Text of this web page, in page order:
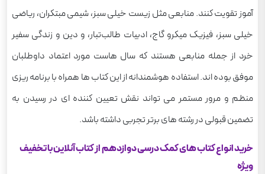
آموز تقویت کنند. منابعی مثل زیست خیلی سبز، شیمی مبتکران، ریاضی
خیلی سبز، فیزیک میکرو گاج، ادبیات طالب‌تبار، و دین و زندگی سفیر
خرد از جمله منابعی هستند که سال هاست مورد اعتماد داوطلبان
موفق بوده اند. استفاده هوشمندانه از این کتاب ها همراه با برنامه ریزی
منظم و مرور مستمر می تواند نقش تعیین کننده ای در رسیدن به
تضمین قبولی در رشته های برتر تجربی داشته باشد.
خرید انواع کتاب های کمک درسی دوازدهم از کتاب آنلاین با تخفیف
ویژه